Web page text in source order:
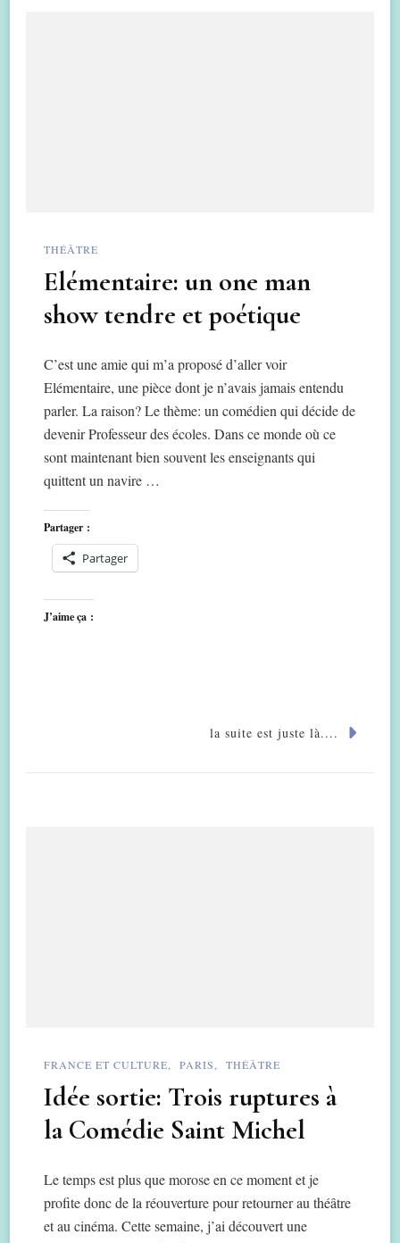
THÉÂTRE
Elémentaire: un one man
show tendre et poétique
C’est une amie qui m’a proposé d’aller voir
Elémentaire, une pièce dont je n’avais jamais entendu
parler. La raison? Le thème: un comédien qui décide de
devenir Professeur des écoles. Dans ce monde où ce
sont maintenant bien souvent les enseignants qui
quittent un navire …
Partager :
Partager
J’aime ça :
la suite est juste là....
FRANCE ET CULTURE PARIS THÉÂTRE
Idée sortie: Trois ruptures à
la Comédie Saint Michel
Le temps est plus que morose en ce moment et je
profite donc de la réouverture pour retourner au théâtre
et au cinéma. Cette semaine, j’ai découvert une